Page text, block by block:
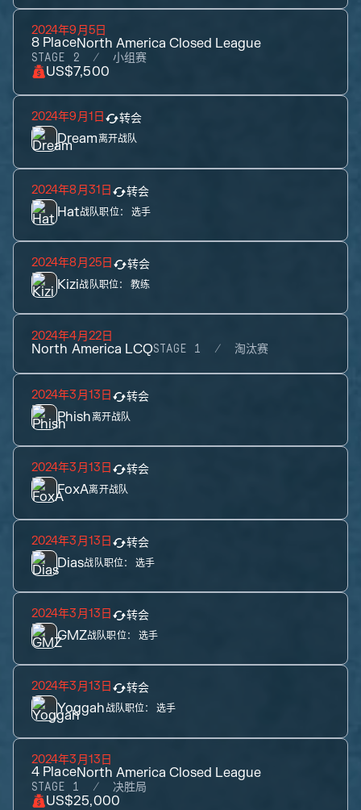
2024年9月5日
8 PlaceNorth America Closed League
STAGE 2 小组赛
US$7,500
2024年9月1日 转会
Dream离开战队
2024年8月31日 转会
Hat战队职位： 选手
2024年8月25日 转会
Kizi战队职位： 教练
2024年4月22日
North America LCQSTAGE 1 淘汰赛
2024年3月13日 转会
Phish离开战队
2024年3月13日 转会
FoxA离开战队
2024年3月13日 转会
Dias战队职位： 选手
2024年3月13日 转会
GMZ战队职位： 选手
2024年3月13日 转会
Yoggah战队职位： 选手
2024年3月13日
4 PlaceNorth America Closed League
STAGE 1 决胜局
US$25,000